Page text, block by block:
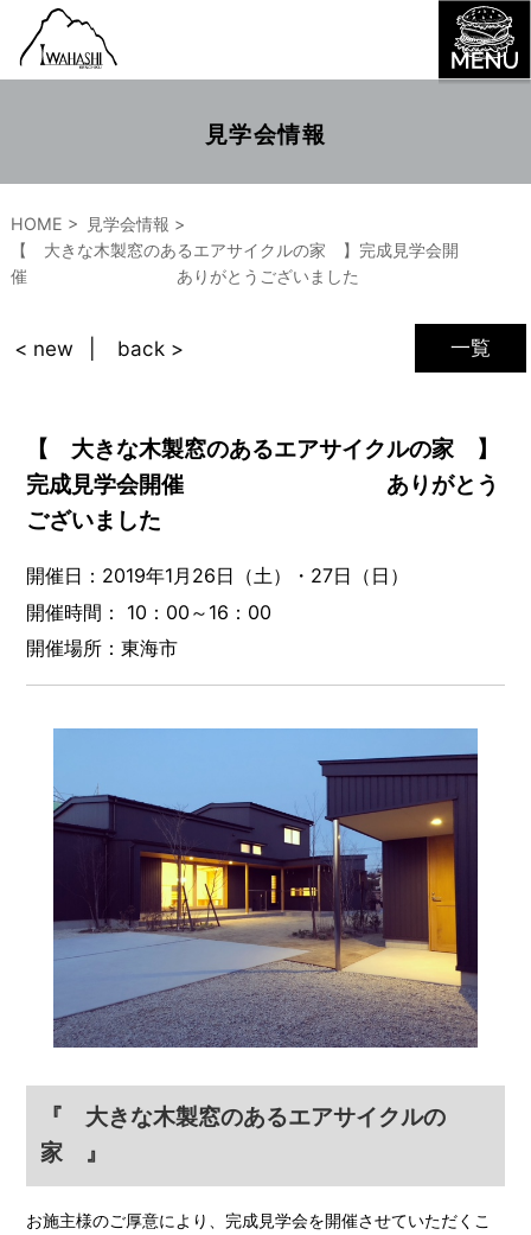
見学会情報
HOME
見学会情報
【 大きな木製窓のあるエアサイクルの家 】完成見学会開
催 ありがとうございました
一覧
< new back >
【 大きな木製窓のあるエアサイクルの家 】
完成見学会開催 ありがとう
ございました
開催日：2019年1月26日（土）・27日（日）
開催時間： 10：00～16：00
開催場所：東海市
『 大きな木製窓のあるエアサイクルの
家 』
お施主様のご厚意により、完成見学会を開催させていただくこ